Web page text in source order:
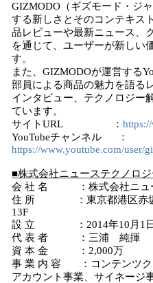
GIZMODO（ギズモード・ジ
する新しさとそのコンテキス
品レビューや最新ニュース、
を通じて、ユーザーが新しい
す。
また、GIZMODOが運営する
部員による商品の魅力を語る
インタビュー、テクノロジー
ています。
サイトURL ：
YouTubeチャンネル ：
https://www.youtube.com/user/
■株式会社ニューステクノロジ
会 社 名 ：株式会社ニュ
住 所 ：東京都港区赤坂
13F
設 立 ：2014年10月1日
代 表 者 ：三浦 純揮
資 本 金 ：2,000万
事 業 内 容 ：コンテンツク
アカウント事業、サイネージ